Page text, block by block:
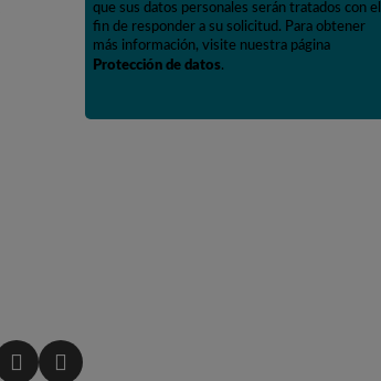
que sus datos personales serán tratados con el
fin de responder a su solicitud. Para obtener
más información, visite nuestra página
Protección de datos.